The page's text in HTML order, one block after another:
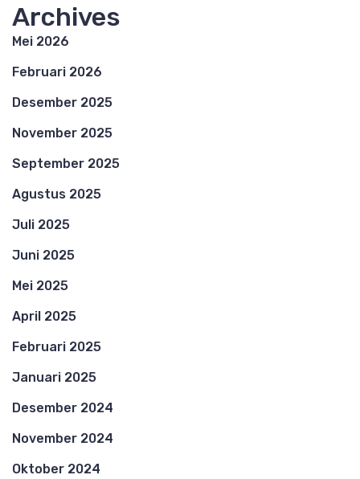
Archives
Mei 2026
Februari 2026
Desember 2025
November 2025
September 2025
Agustus 2025
Juli 2025
Juni 2025
Mei 2025
April 2025
Februari 2025
Januari 2025
Desember 2024
November 2024
Oktober 2024